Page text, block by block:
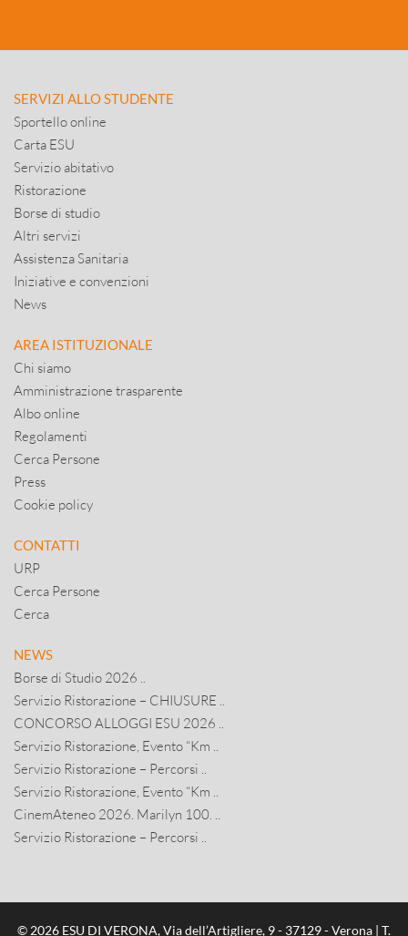
SERVIZI ALLO STUDENTE
Sportello online
Carta ESU
Servizio abitativo
Ristorazione
Borse di studio
Altri servizi
Assistenza Sanitaria
Iniziative e convenzioni
News
AREA ISTITUZIONALE
Chi siamo
Amministrazione trasparente
Albo online
Regolamenti
Cerca Persone
Press
Cookie policy
CONTATTI
URP
Cerca Persone
Cerca
NEWS
Borse di Studio 2026 ..
Servizio Ristorazione – CHIUSURE ..
CONCORSO ALLOGGI ESU 2026 ..
Servizio Ristorazione, Evento “Km ..
Servizio Ristorazione – Percorsi ..
Servizio Ristorazione, Evento “Km ..
CinemAteneo 2026. Marilyn 100. ..
Servizio Ristorazione – Percorsi ..
© 2026 ESU DI VERONA, Via dell’Artigliere, 9 - 37129 - Verona | T.